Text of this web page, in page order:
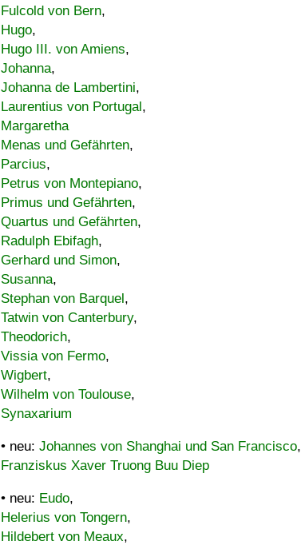
Fulcold von Bern,
Hugo,
Hugo III. von Amiens,
Johanna,
Johanna de Lambertini,
Laurentius von Portugal,
Margaretha
Menas und Gefährten,
Parcius,
Petrus von Montepiano,
Primus und Gefährten,
Quartus und Gefährten,
Radulph Ebifagh,
Gerhard und Simon,
Susanna,
Stephan von Barquel,
Tatwin von Canterbury,
Theodorich,
Vissia von Fermo,
Wigbert,
Wilhelm von Toulouse,
Synaxarium
• neu: Johannes von Shanghai und San Francisco,
Franziskus Xaver Truong Buu Diep
• neu: Eudo,
Helerius von Tongern,
Hildebert von Meaux,